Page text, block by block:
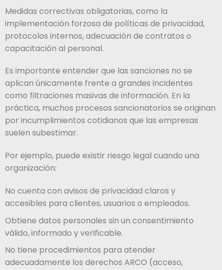
Medidas correctivas obligatorias, como la
implementación forzosa de políticas de privacidad,
protocolos internos, adecuación de contratos o
capacitación al personal.
Es importante entender que las sanciones no se
aplican únicamente frente a grandes incidentes
como filtraciones masivas de información. En la
práctica, muchos procesos sancionatorios se originan
por incumplimientos cotidianos que las empresas
suelen subestimar.
Por ejemplo, puede existir riesgo legal cuando una
organización:
No cuenta con avisos de privacidad claros y
accesibles para clientes, usuarios o empleados.
Obtiene datos personales sin un consentimiento
válido, informado y verificable.
No tiene procedimientos para atender
adecuadamente los derechos ARCO (acceso,